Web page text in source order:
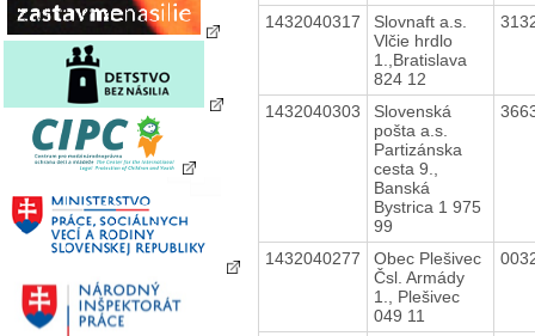
1432040317
Slovnaft a.s.
Vlčie hrdlo
1.,Bratislava
824 12
1432040303
Slovenská
pošta a.s.
Partizánska
cesta 9.,
Banská
Bystrica 1 975
99
1432040277
Obec Plešivec
Čsl. Armády
1., Plešivec
049 11